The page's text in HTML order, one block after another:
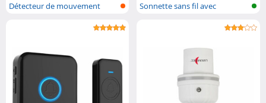
Détecteur de mouvement
Sonnette sans fil avec